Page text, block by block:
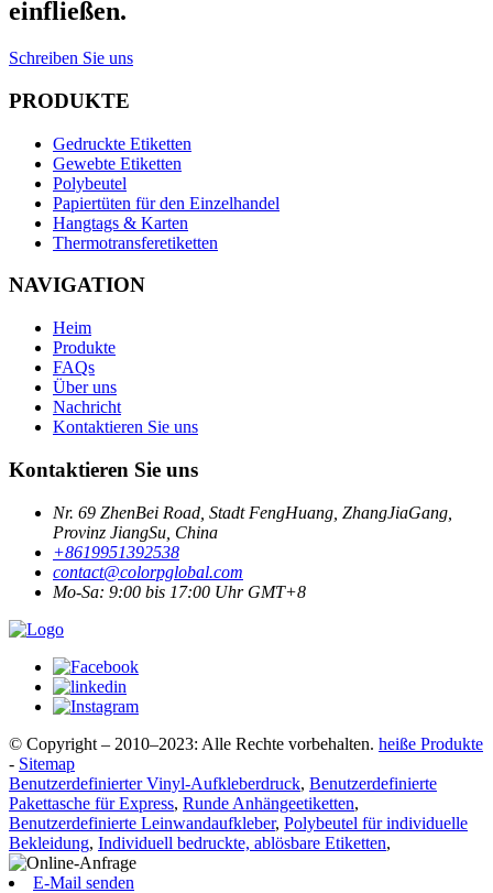
einfließen.
Schreiben Sie uns
PRODUKTE
Gedruckte Etiketten
Gewebte Etiketten
Polybeutel
Papiertüten für den Einzelhandel
Hangtags & Karten
Thermotransferetiketten
NAVIGATION
Heim
Produkte
FAQs
Über uns
Nachricht
Kontaktieren Sie uns
Kontaktieren Sie uns
Nr. 69 ZhenBei Road, Stadt FengHuang, ZhangJiaGang,
Provinz JiangSu, China
+8619951392538
contact@colorpglobal.com
Mo-Sa: 9:00 bis 17:00 Uhr GMT+8
© Copyright – 2010–2023: Alle Rechte vorbehalten. heiße Produkte
- Sitemap
Benutzerdefinierter Vinyl-Aufkleberdruck, Benutzerdefinierte
Pakettasche für Express, Runde Anhängeetiketten,
Benutzerdefinierte Leinwandaufkleber, Polybeutel für individuelle
Bekleidung, Individuell bedruckte, ablösbare Etiketten,
E-Mail senden